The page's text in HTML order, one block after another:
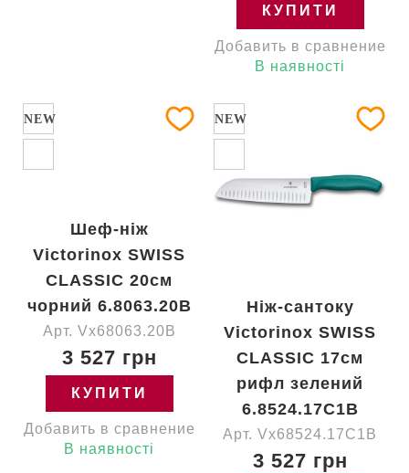
КУПИТИ
Добавить в сравнение
В наявності
NEW
Шеф-ніж
Victorinox SWISS
CLASSIC 20см
чорний 6.8063.20B
Арт. Vx68063.20B
3 527 грн
КУПИТИ
Добавить в сравнение
В наявності
NEW
Ніж-сантоку
Victorinox SWISS
CLASSIC 17см
рифл зелений
6.8524.17C1B
Арт. Vx68524.17C1B
3 527 грн